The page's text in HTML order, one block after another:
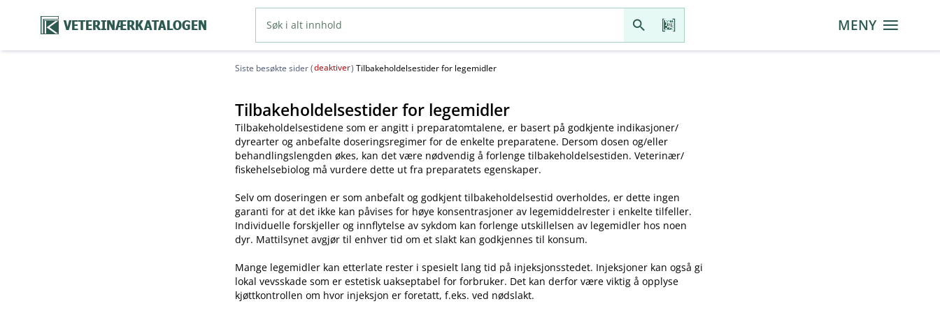
VETERINÆRKATALOGEN MENY
Siste besøkte sider (deaktiver) Tilbakeholdelsestider for legemidler
Tilbakeholdelsestider for legemidler
Tilbakeholdelsestidene som er angitt i preparatomtalene, er basert på godkjente indikasjoner​/​
dyrearter og anbefalte doseringsregimer for de enkelte preparatene. Dersom dosen og​/​eller
behandlingslengden økes, kan det være nødvendig å forlenge tilbakeholdelsestiden. Veterinær​/​
fiskehelsebiolog må vurdere dette ut fra preparatets egenskaper.
Selv om doseringen er som anbefalt og godkjent tilbakeholdelsestid overholdes, er dette ingen
garanti for at det ikke kan påvises for høye konsentrasjoner av legemiddelrester i enkelte tilfeller.
Individuelle forskjeller og innflytelse av sykdom kan forlenge utskillelsen av legemidler hos noen
dyr. Mattilsynet avgjør til enhver tid om et slakt kan godkjennes til konsum.
Mange legemidler kan etterlate rester i spesielt lang tid på injeksjonsstedet. Injeksjoner kan også gi
lokal vevsskade som er estetisk uakseptabel for forbruker. Det kan derfor være viktig å opplyse
kjøttkontrollen om hvor injeksjon er foretatt, f.eks. ved nødslakt.